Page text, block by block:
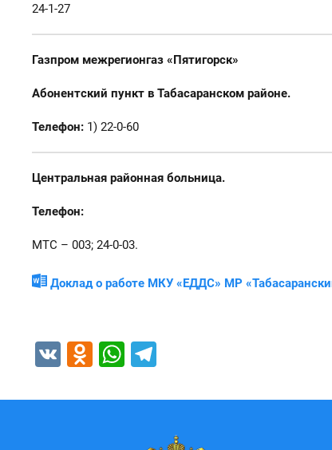
24-1-27
Газпром межрегионгаз «Пятигорск»
Абонентский пункт в Табасаранском районе.
Телефон: 1) 22-0-60
Центральная районная больница.
Телефон:
МТС – 003; 24-0-03.
Доклад о работе МКУ «ЕДДС» МР
VK Odnoklassniki
WhatsApp